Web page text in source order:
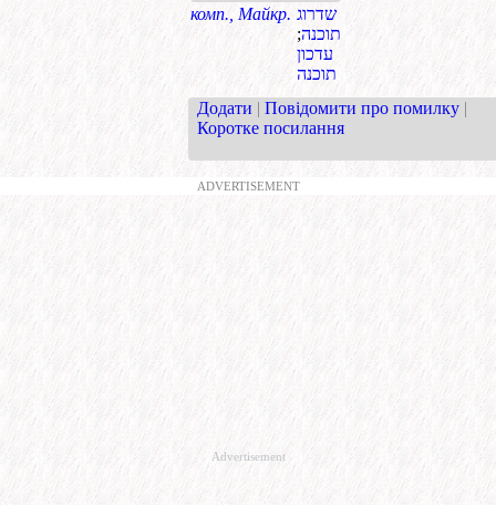
комп., Майкр. שדרוג
תוכנה;
עדכון
תוכנה
Додати | Повідомити про помилку |
Коротке посилання
ADVERTISEMENT
Advertisement